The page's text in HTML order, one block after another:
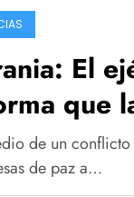
El
que
a
de un
de paz a…